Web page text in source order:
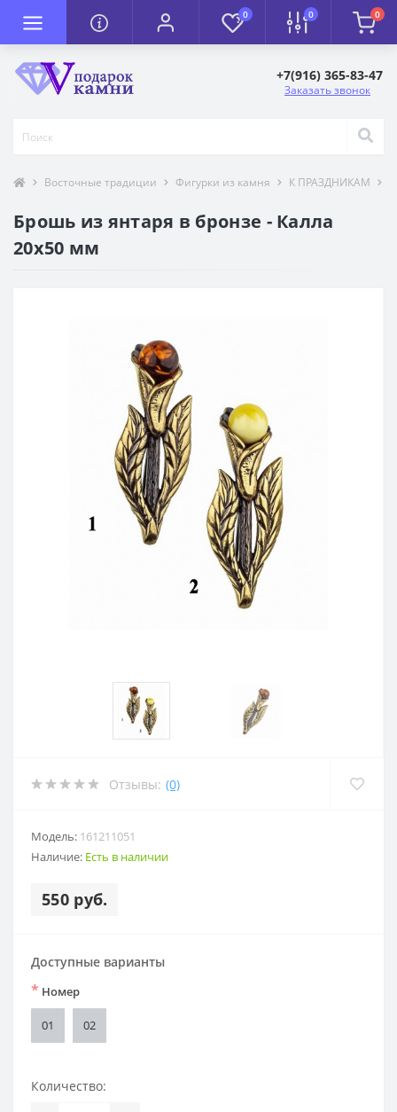
0 0 0
+7(916) 365-83-47
Заказать звонок
Восточные традиции Фигурки из камня К ПРАЗДНИКАМ
Брошь из янтаря в бронзе - Калла
20х50 мм
Отзывы: (0)
Модель: 161211051
Наличие: Есть в наличии
550 руб.
Доступные варианты
* Номер
01 02
Количество: